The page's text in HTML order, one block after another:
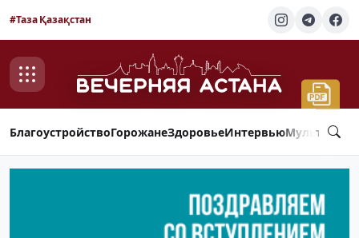
#Таза Қазақстан
БлагоустройствоГорожанеЗдоровьеИнтервью